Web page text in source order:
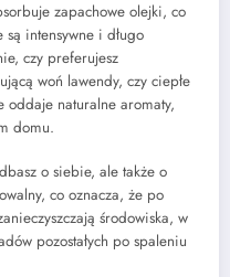
zapachowe olejki, co
intensywne i długo
czy preferujesz
woń lawendy, czy ciepłe
oddaje naturalne aromaty,
domu.
o siebie, ale także o
co oznacza, że po
środowiska, w
pozostałych po spaleniu